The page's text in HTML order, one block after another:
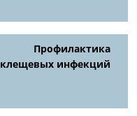
Профилактика
клещевых инфекций